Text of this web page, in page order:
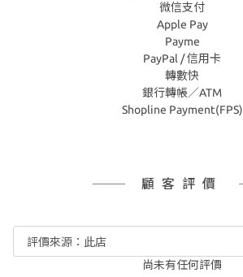
微信支付
Apple Pay
Payme
PayPal / 信用卡
轉數快
銀行轉帳／ATM
Shopline Payment(FPS)
顧客評價
尚未有任何評價